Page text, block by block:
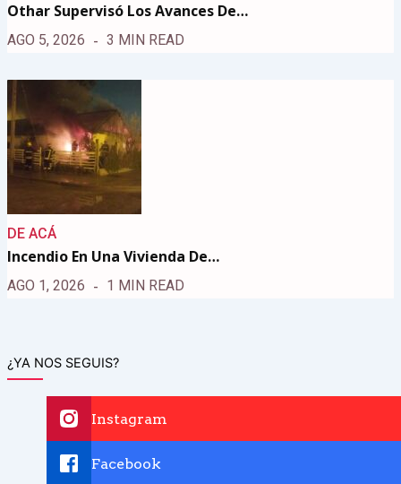
Othar Supervisó Los Avances De…
AGO 5, 2026 3 MIN READ
DE ACÁ
Incendio En Una Vivienda De…
AGO 1, 2026 1 MIN READ
¿YA NOS SEGUIS?
Instagram
Facebook